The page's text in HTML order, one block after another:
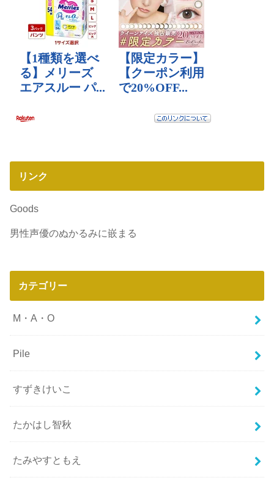
リンク
Goods
男性声優のぬかるみに嵌まる
カテゴリー
M・A・O
Pile
すずきけいこ
たかはし智秋
たみやすともえ